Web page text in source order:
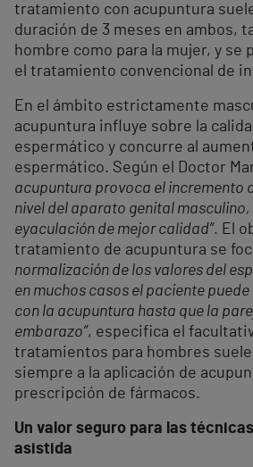
tratamiento con acupuntura
duración de 3 meses en ambos,
hombre como para la mujer, y se
el tratamiento convencional de
En el ámbito estrictamente
acupuntura influye sobre la
espermático y concurre al
espermático. Según el Doctor
acupuntura provoca el incremento
nivel del aparato genital
eyaculación de mejor calidad”. El
tratamiento de acupuntura se
normalización de los valores del
en muchos casos el paciente
con la acupuntura hasta que la
embarazo”, especifica el
tratamientos para hombres
siempre a la aplicación de
prescripción de fármacos.
Un valor seguro para las
asistida